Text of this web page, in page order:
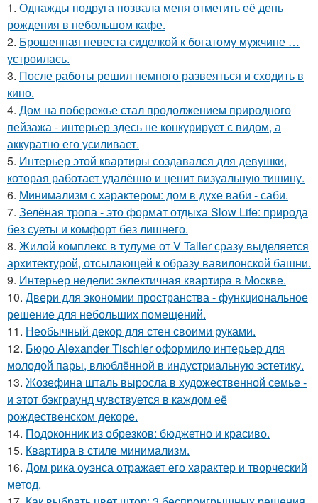
1. Однажды подруга позвала меня отметить её день
рождения в небольшом кафе.
2. Брошенная невеста сиделкой к богатому мужчине …
устроилась.
3. После работы решил немного развеяться и сходить в
кино.
4. Дом на побережье стал продолжением природного
пейзажа - интерьер здесь не конкурирует с видом, а
аккуратно его усиливает.
5. Интерьер этой квартиры создавался для девушки,
которая работает удалённо и ценит визуальную тишину.
6. Минимализм с характером: дом в духе ваби - саби.
7. Зелёная тропа - это формат отдыха Slow Life: природа
без суеты и комфорт без лишнего.
8. Жилой комплекс в тулуме от V Taller сразу выделяется
архитектурой, отсылающей к образу вавилонской башни.
9. Интерьер недели: эклектичная квартира в Москве.
10. Двери для экономии пространства - функциональное
решение для небольших помещений.
11. Необычный декор для стен своими руками.
12. Бюро Alexander Tischler оформило интерьер для
молодой пары, влюблённой в индустриальную эстетику.
13. Жозефина шталь выросла в художественной семье -
и этот бэкграунд чувствуется в каждом её
рождественском декоре.
14. Подоконник из обрезков: бюджетно и красиво.
15. Квартира в стиле минимализм.
16. Дом рика оуэнса отражает его характер и творческий
метод.